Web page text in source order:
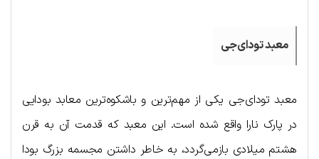
معبد تودای‌جی
معبد تودای‌جی یکی از مهم‌ترین و باشکوه‌ترین معابد بودایی
در پارک نارا واقع شده است. این معبد که قدمت آن به قرن
هشتم میلادی بازمی‌گردد، به خاطر داشتن مجسمه بزرگ بودا